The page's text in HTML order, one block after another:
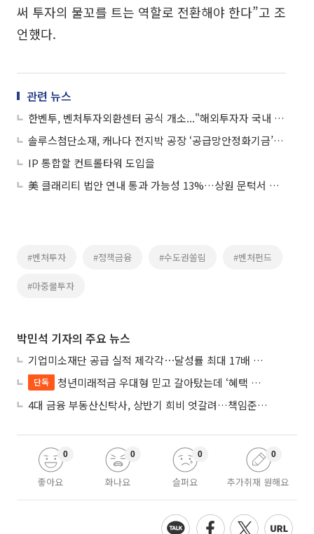
써 투자의 물꼬를 트는 역할로 전환해야 한다”고 조
언했다.
관련 뉴스
한벤투, 벤처투자외환센터 공식 개소..."해외투자자 국내 벤처투자 지원 본격화"
솔루스첨단소재, 캐나다 전지박 공장 ‘공급망안정화기금’ 확보
IP 통합할 컨트롤타워 도입을
美 클래리티 법안 연내 통과 가능성 13%…상원 문턱서 제동
#벤처투자 #정책금융 #수도권쏠림 #벤처펀드
#마중물투자
박민석 기자의 주요 뉴스
기업미소재단 공급 실적 제각각⋯달성률 최대 17배 차이
단독
청년미래적금 우대형 믿고 갈아탔는데 ‘혜택 반토막’…심사 오류에 가입자 혼선
4대 금융 부동산신탁사, 상반기 희비 엇갈려…책임준공 손실 반영 시점이 갈랐다
좋아요
0
화나요
0
슬퍼요
0
추가취재 원해요
0